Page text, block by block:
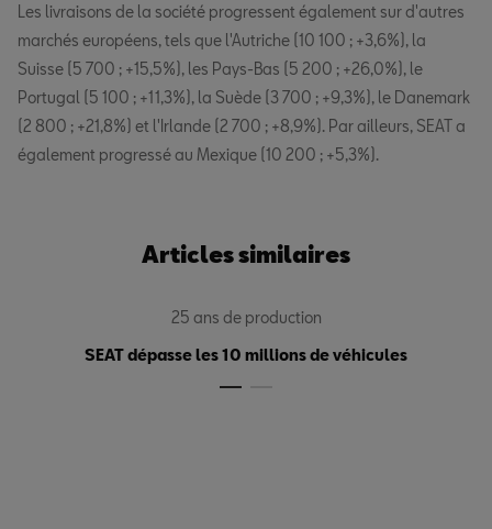
Les livraisons de la société progressent également sur d'autres
marchés européens, tels que l'Autriche (10 100 ; +3,6%), la
Suisse (5 700 ; +15,5%), les Pays-Bas (5 200 ; +26,0%), le
Portugal (5 100 ; +11,3%), la Suède (3 700 ; +9,3%), le Danemark
(2 800 ; +21,8%) et l'Irlande (2 700 ; +8,9%). Par ailleurs, SEAT a
également progressé au Mexique (10 200 ; +5,3%).
Articles similaires
25 ans de production
SEAT dépasse les 10 millions de véhicules